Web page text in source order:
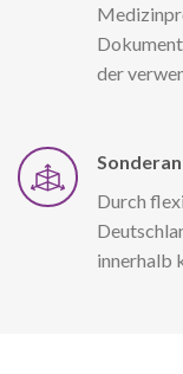
der
Durch
innerhalb